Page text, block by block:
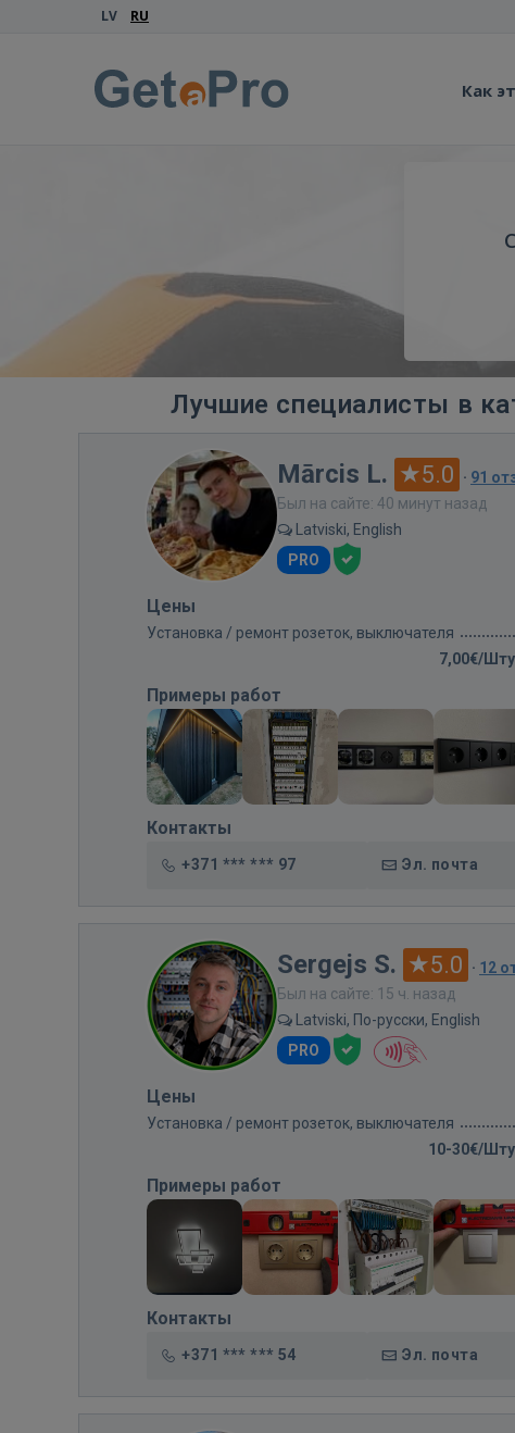
LV RU
Как
Лучшие специалисты в
Mārcis L. 5.0 · 91
Был на сайте: 40 минут назад
Latviski, English
PRO
Цены
Установка / ремонт розеток, выключателя
7,00€/
Примеры работ
Контакты
+371 *** *** 97 Эл. почта
Sergejs S. 5.0 · 12
Был на сайте: 15 ч. назад
Latviski, По-русски, English
PRO
Цены
Установка / ремонт розеток, выключателя
10-30€/
Примеры работ
Контакты
+371 *** *** 54 Эл. почта